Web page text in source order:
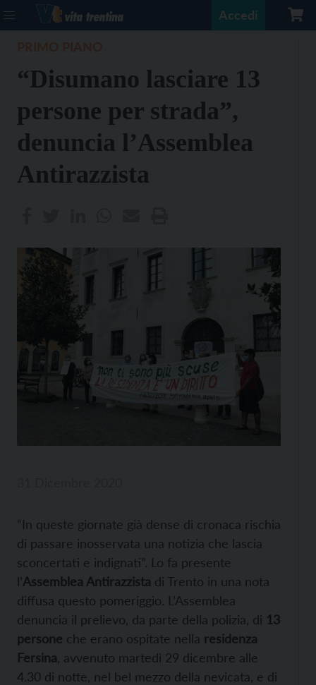
Accedi
“Disumano lasciare 13
persone per strada”,
denuncia l’Assemblea
Antirazzista
“In queste giornate già dense di cronaca rischia
di passare inosservata una notizia che lascia
sconcertati e indignati”. Lo fa presente
l’Assemblea Antirazzista di Trento in una nota
diffusa questo pomeriggio. L’Assemblea
denuncia il prelievo, da parte della polizia, di 13
persone che erano ospitate nella residenza
Fersina , avvenuto martedì 29 dicembre alle
4.30 di notte, nel bel mezzo della nevicata, e di